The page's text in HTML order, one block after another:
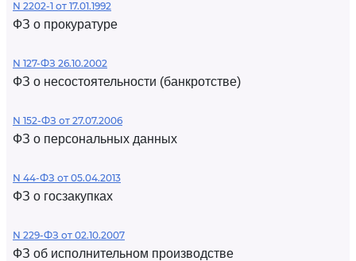
N 2202-1 от 17.01.1992
ФЗ о прокуратуре
N 127-ФЗ 26.10.2002
ФЗ о несостоятельности (банкротстве)
N 152-ФЗ от 27.07.2006
ФЗ о персональных данных
N 44-ФЗ от 05.04.2013
ФЗ о госзакупках
N 229-ФЗ от 02.10.2007
ФЗ об исполнительном производстве